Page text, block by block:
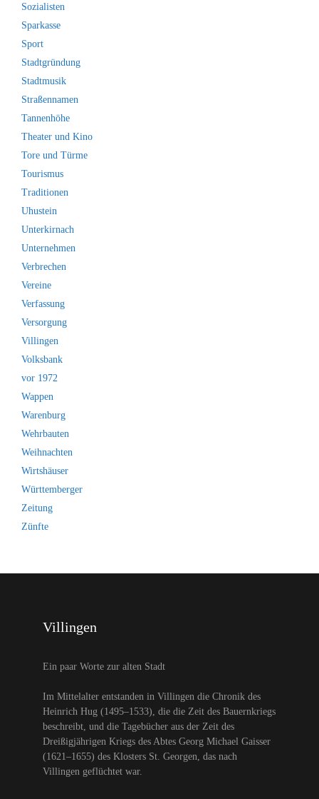
Sozialisten
Sparkasse
Sport
Stadtgründung
Stadtmusik
Straßennamen
Tannenhöhe
Theater und Kino
Tore und Türme
Tourismus
Traditionen
Uhustein
Unterkirnach
Unternehmen
Verbrechen
Vereine
Verfassung
Versorgung
Villingen
Volksbank
vor 1972
Wappen
Warenburg
Wehrbauten
Weihnachten
Wirtshäuser
Württemberger
Zeitung
Zünfte
Villingen
Ein paar Worte zur alten Stadt
Im Mittelalter entstanden in Villingen die Chronik des
Heinrich Hug (1495–1533), die die Zeit des Bauernkriegs
beschreibt, und die Tagebücher aus der Zeit des
Dreißigjährigen Kriegs des Abtes Georg Michael Gaisser
(1621–1655) des Klosters St. Georgen, das nach
Villingen geflüchtet war.